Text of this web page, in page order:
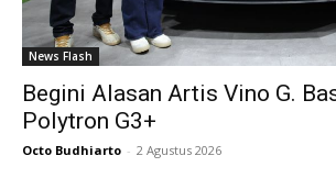
News Flash
Begini Alasan Artis Vino G.
Polytron G3+
Octo Budhiarto - 2 Agustus 2026